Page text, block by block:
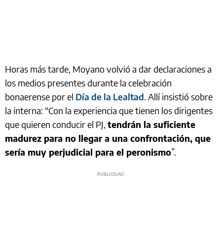
Horas más tarde, Moyano volvió a dar declaraciones a
los medios presentes durante la celebración
bonaerense por el Día de la Lealtad. Allí insistió sobre
la interna: “Con la experiencia que tienen los dirigentes
que quieren conducir el PJ, tendrán la suficiente
madurez para no llegar a una confrontación, que
sería muy perjudicial para el peronismo”.